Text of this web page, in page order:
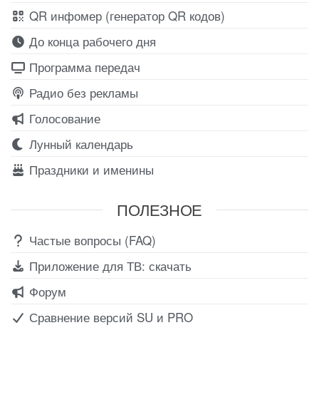
QR инфомер (генератор QR кодов)
До конца рабочего дня
Программа передач
Радио без рекламы
Голосование
Лунный календарь
Праздники и именины
ПОЛЕЗНОЕ
Частые вопросы (FAQ)
Приложение для ТВ: скачать
Форум
Сравнение версий SU и PRO